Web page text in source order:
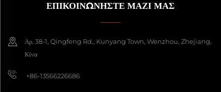
ΕΠΙΚΟΙΝΩΝΉΣΤΕ ΜΑΖΊ ΜΑΣ
Αρ. 38-1, Qingfeng Rd., Kunyang Town, Wenzhou, Zhejiang,
Κίνα
+86-13566226686